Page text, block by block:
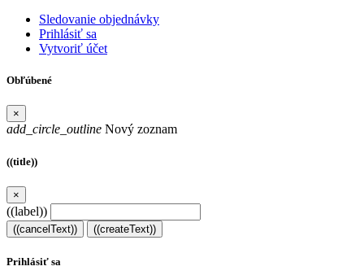
Sledovanie objednávky
Prihlásiť sa
Vytvoriť účet
Obľúbené
×
add_circle_outline Nový zoznam
((title))
×
((label))
((cancelText)) ((createText))
Prihlásiť sa